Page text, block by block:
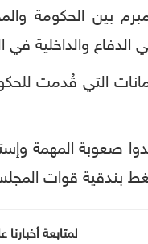
بين الحكومة
والداخلية في
التي قُدمت
صعوبة المهمة
قوات المجلس
لمتابعة